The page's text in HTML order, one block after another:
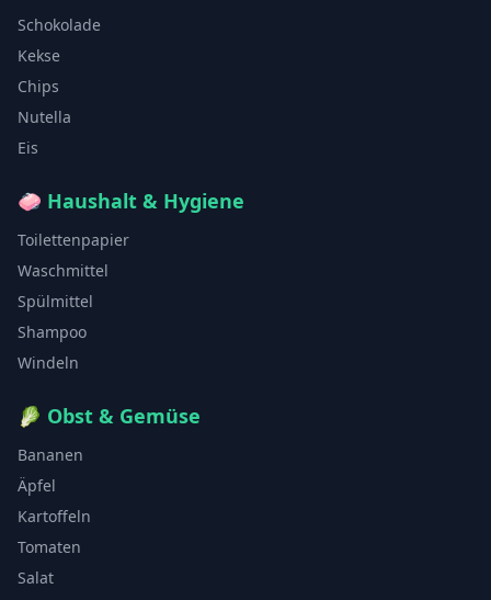
Schokolade
Kekse
Chips
Nutella
Eis
🧼 Haushalt & Hygiene
Toilettenpapier
Waschmittel
Spülmittel
Shampoo
Windeln
🥬 Obst & Gemüse
Bananen
Äpfel
Kartoffeln
Tomaten
Salat